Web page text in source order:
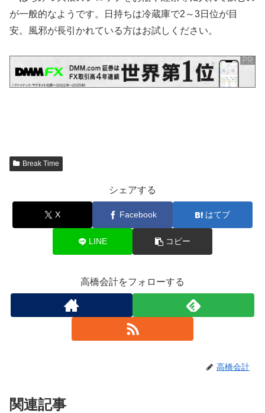
が一般的なようです。日持ちは冷蔵庫で2～3日位が目
安。風邪が長引かれている方はお試しください。
Break Time
シェアする
X Facebook はてブ
LINE コピー
高橋会計をフォローする
高橋会計
関連記事